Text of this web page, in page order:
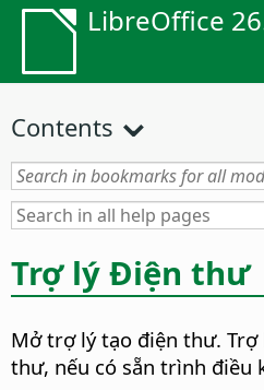
LibreOffice
Contents
Trợ lý Điện thư
Mở trợ lý tạo điện thư. Trợ
thư, nếu có sẵn trình điều